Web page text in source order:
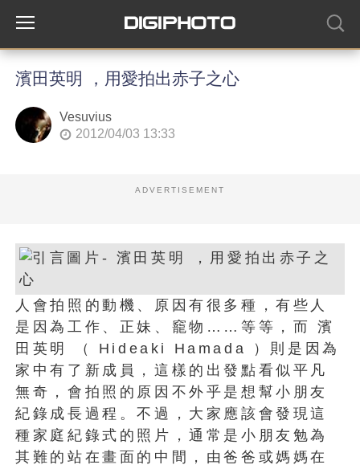
濱田英明 ，用愛拍出赤子之心
Vesuvius
2012/04/03 13:33
ADVERTISEMENT
人會拍照的動機、原因有很多種，有些人
是因為工作、正妹、竉物……等等，而 濱
田英明 （ Hideaki Hamada ）則是因為
家中有了新成員，這樣的出發點看似平凡
無奇，會拍照的原因不外乎是想幫小朋友
紀錄成長過程。不過，大家應該會發現這
種家庭紀錄式的照片，通常是小朋友勉為
其難的站在畫面的中間，由爸爸或媽媽在